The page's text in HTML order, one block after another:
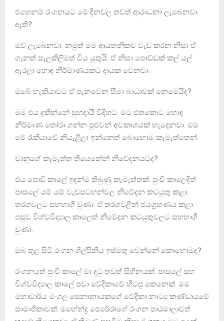
එ‍හෙනම් රංගනයට ‍මේ දිනවල තවත් ආරාධනා ලැ‍බෙනවා
ඇති?
ඔව් ලැබෙනවා. නමුත් මම ආයතනිකව වැඩ කරන නිසා ඒ
ගැනත් සැලකිලිමත් විය යුතුයි. ඒ නිසා පොඩ්ඩක් කල් යල්
ඇරලා හොඳ නිර්මාණයකට දායක වෙනවා.
ඔබේ හැකියාවට ඒ පැනවෙන සීමා බාධාවක් නෙමෙයිද?
මම එය දකින්නේ සුභදායී විදිහට. මට එතකොට හොඳ
නිර්මාණ තෝරා ගන්න පුළුවන් අවකාශයක් හැදෙනවා. මම
මේ රැකියාවේ නියැළිලා ඉන්නෙත් බොහොම කැමැත්තෙන්.
චානු‍ගේ කැමැත්ත ති‍යෙන්‍නේ නි‍වේදනයටද?
එය ‍පොඩි කා‍ලේ ඉඳන්ම තිබුණු කැමැත්තක්. පුංචි කා‍ලෙදිත්
පාසලේ යම් යම් වැඩසටහන්වල නිවේදන කටයුතු කළා.
තරගවලට සහභාගී වුණා. ඒ තරගවලින් ජයග්‍රහණය කළා.
පසුව විශ්වවිද්‍යාල කාලෙත් නි‍වේදන කටයුතුවලට සහභාගී
වුණා.
ඔබ තුළ සිටි රංගන ශිල්පිනිය ඉස්මතු ‍වෙන්නේ කොහොමද?
රංගනයත් පුංචි කාලේ මා දුටු තවත් සිහිනයක්. පාස‍ලේ සහ
විශ්වවිද්‍යාල කාලේ පවා ‍වේදිකාවේ හිටපු කෙනෙක්. මම
මහාචාර්ය මංගල සෙනානායකගේ වේදිකා නාට්‍ය කණ්ඩාය‍මේ
සාමාජිකාවක්. මහේන්ද්‍ර ‍පෙ‍රේරාගේ රංගන පාඨමාලාවත්